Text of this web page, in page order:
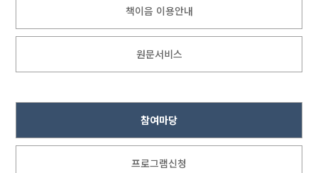
책이음 이용안내
원문서비스
참여마당
프로그램신청